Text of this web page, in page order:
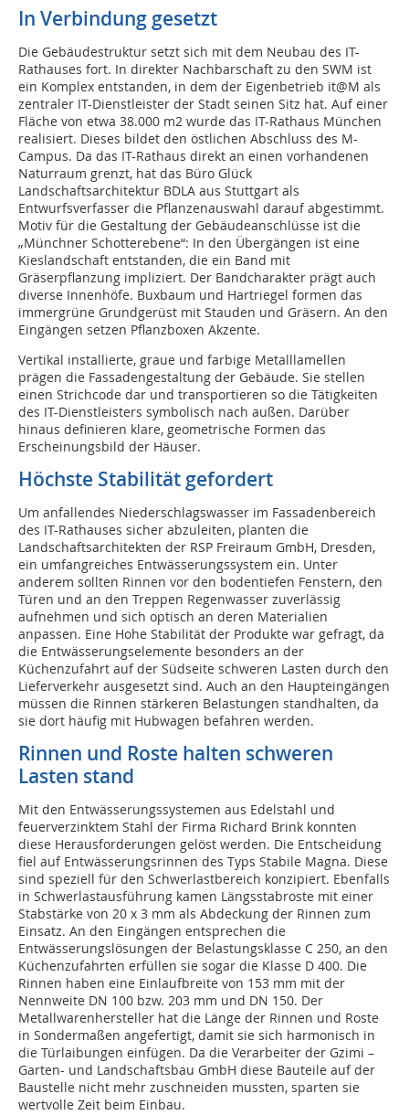
In Verbindung gesetzt
Die Gebäudestruktur setzt sich mit dem Neubau des IT-
Rathauses fort. In direkter Nachbarschaft zu den SWM ist
ein Komplex entstanden, in dem der Eigenbetrieb it@M als
zentraler IT-Dienstleister der Stadt seinen Sitz hat. Auf einer
Fläche von etwa 38.000 m2 wurde das IT-Rathaus München
realisiert. Dieses bildet den östlichen Abschluss des M-
Campus. Da das IT-Rathaus direkt an einen vorhandenen
Naturraum grenzt, hat das Büro Glück
Landschaftsarchitektur BDLA aus Stuttgart als
Entwurfsverfasser die Pflanzenauswahl darauf abgestimmt.
Motiv für die Gestaltung der Gebäudeanschlüsse ist die
„Münchner Schotterebene“: In den Übergängen ist eine
Kieslandschaft entstanden, die ein Band mit
Gräserpflanzung impliziert. Der Bandcharakter prägt auch
diverse Innenhöfe. Buxbaum und Hartriegel formen das
immergrüne Grundgerüst mit Stauden und Gräsern. An den
Eingängen setzen Pflanzboxen Akzente.
Vertikal installierte, graue und farbige Metalllamellen
prägen die Fassadengestaltung der Gebäude. Sie stellen
einen Strichcode dar und transportieren so die Tätigkeiten
des IT-Dienstleisters symbolisch nach außen. Darüber
hinaus definieren klare, geometrische Formen das
Erscheinungsbild der Häuser.
Höchste Stabilität gefordert
Um anfallendes Niederschlagswasser im Fassadenbereich
des IT-Rathauses sicher abzuleiten, planten die
Landschaftsarchitekten der RSP Freiraum GmbH, Dresden,
ein umfangreiches Entwässerungssystem ein. Unter
anderem sollten Rinnen vor den bodentiefen Fenstern, den
Türen und an den Treppen Regenwasser zuverlässig
aufnehmen und sich optisch an deren Materialien
anpassen. Eine Hohe Stabilität der Produkte war gefragt, da
die Entwässerungselemente besonders an der
Küchenzufahrt auf der Südseite schweren Lasten durch den
Lieferverkehr ausgesetzt sind. Auch an den Haupteingängen
müssen die Rinnen stärkeren Belastungen standhalten, da
sie dort häufig mit Hubwagen befahren werden.
Rinnen und Roste halten schweren
Lasten stand
Mit den Entwässerungssystemen aus Edelstahl und
feuerverzinktem Stahl der Firma Richard Brink konnten
diese Herausforderungen gelöst werden. Die Entscheidung
fiel auf Entwässerungsrinnen des Typs Stabile Magna. Diese
sind speziell für den Schwerlastbereich konzipiert. Ebenfalls
in Schwerlastausführung kamen Längsstabroste mit einer
Stabstärke von 20 x 3 mm als Abdeckung der Rinnen zum
Einsatz. An den Eingängen entsprechen die
Entwässerungslösungen der Belastungsklasse C 250, an den
Küchenzufahrten erfüllen sie sogar die Klasse D 400. Die
Rinnen haben eine Einlaufbreite von 153 mm mit der
Nennweite DN 100 bzw. 203 mm und DN 150. Der
Metallwarenhersteller hat die Länge der Rinnen und Roste
in Sondermaßen angefertigt, damit sie sich harmonisch in
die Türlaibungen einfügen. Da die Verarbeiter der Gzimi –
Garten- und Landschaftsbau GmbH diese Bauteile auf der
Baustelle nicht mehr zuschneiden mussten, sparten sie
wertvolle Zeit beim Einbau.